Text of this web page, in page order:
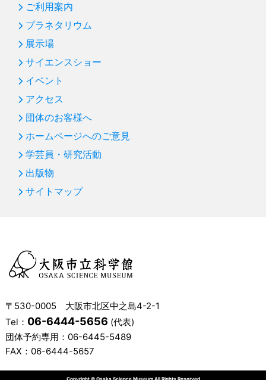
ご利用案内
プラネタリウム
展示場
サイエンスショー
イベント
アクセス
団体のお客様へ
ホームページへのご意見
学芸員・研究活動
出版物
サイトマップ
〒530-0005 大阪市北区中之島4-2-1
Tel： 06-6444-5656 (代表)
団体予約専用： 06-6445-5489
FAX：06-6444-5657